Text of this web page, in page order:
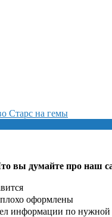
Старс на гемы
вы думайте про наш
оформлены
информации по нужной